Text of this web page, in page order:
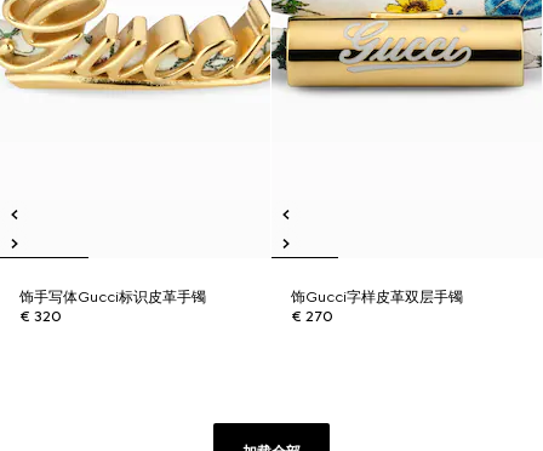
饰手写体Gucci标识皮革手镯
€ 320
饰Gucci字样皮革双层手镯
€ 270